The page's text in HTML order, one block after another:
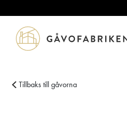
Tillbaks till gåvorna